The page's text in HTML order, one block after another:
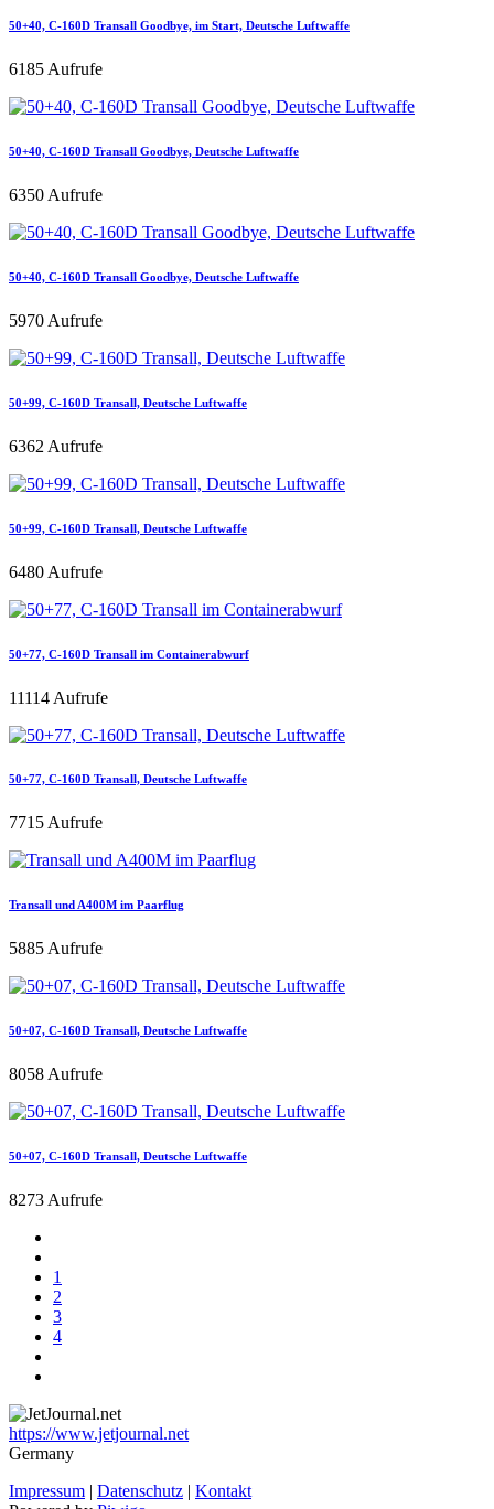
50+40, C-160D Transall Goodbye, im Start, Deutsche Luftwaffe
6185 Aufrufe
50+40, C-160D Transall Goodbye, Deutsche Luftwaffe
6350 Aufrufe
50+40, C-160D Transall Goodbye, Deutsche Luftwaffe
5970 Aufrufe
50+99, C-160D Transall, Deutsche Luftwaffe
6362 Aufrufe
50+99, C-160D Transall, Deutsche Luftwaffe
6480 Aufrufe
50+77, C-160D Transall im Containerabwurf
11114 Aufrufe
50+77, C-160D Transall, Deutsche Luftwaffe
7715 Aufrufe
Transall und A400M im Paarflug
5885 Aufrufe
50+07, C-160D Transall, Deutsche Luftwaffe
8058 Aufrufe
50+07, C-160D Transall, Deutsche Luftwaffe
8273 Aufrufe
1
2
3
4
https://www.jetjournal.net
Germany
Impressum | Datenschutz | Kontakt